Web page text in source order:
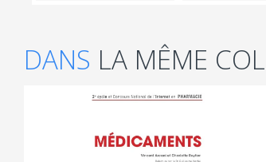
DANS LA MÊME